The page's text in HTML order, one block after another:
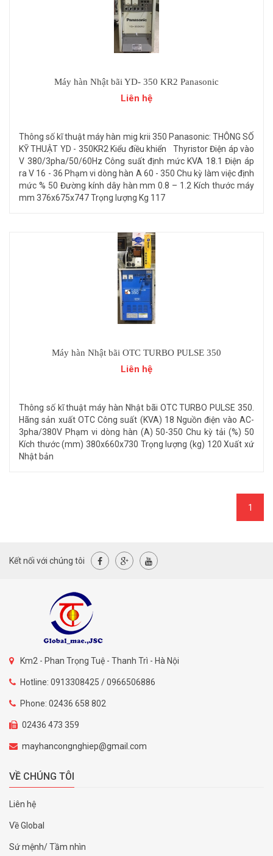
Máy hàn Nhật bãi YD- 350 KR2 Panasonic
Liên hệ
Thông số kĩ thuật máy hàn mig krii 350 Panasonic: THÔNG SỐ
KỸ THUẬT YD - 350KR2 Kiểu điều khiển Thyristor Điện áp vào
V 380/3pha/50/60Hz Công suất định mức KVA 18.1 Điện áp
ra V 16 - 36 Phạm vi dòng hàn A 60 - 350 Chu kỳ làm việc định
mức % 50 Đường kính dây hàn mm 0.8 – 1.2 Kích thước máy
mm 376x675x747 Trọng lượng Kg 117
Máy hàn Nhật bãi OTC TURBO PULSE 350
Liên hệ
Thông số kĩ thuật máy hàn Nhật bãi OTC TURBO PULSE 350.
Hãng sản xuất OTC Công suất (KVA) 18 Nguồn điện vào AC-
3pha/380V Phạm vi dòng hàn (A) 50-350 Chu kỳ tải (%) 50
Kích thước (mm) 380x660x730 Trọng lượng (kg) 120 Xuất xứ
Nhật bản
1
Kết nối với chúng tôi
Km2 - Phan Trọng Tuệ - Thanh Trì - Hà Nội
Hotline: 0913308425 / 0966506886
Phone: 02436 658 802
02436 473 359
mayhancongnghiep@gmail.com
VỀ CHÚNG TÔI
Liên hệ
Về Global
Sứ mệnh/ Tầm nhìn